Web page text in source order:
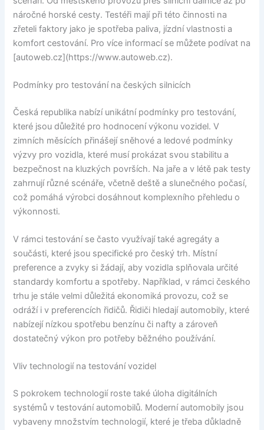
náročné horské cesty. Testéři mají při této činnosti na
zřeteli faktory jako je spotřeba paliva, jízdní vlastnosti a
komfort cestování. Pro více informací se můžete podívat na
[autoweb.cz](https://www.autoweb.cz).
Podmínky pro testování na českých silnicích
Česká republika nabízí unikátní podmínky pro testování,
které jsou důležité pro hodnocení výkonu vozidel. V
zimních měsících přinášejí sněhové a ledové podmínky
výzvy pro vozidla, které musí prokázat svou stabilitu a
bezpečnost na kluzkých površích. Na jaře a v létě pak testy
zahrnují různé scénáře, včetně deště a slunečného počasí,
což pomáhá výrobci dosáhnout komplexního přehledu o
výkonnosti.
V rámci testování se často využívají také agregáty a
součásti, které jsou specifické pro český trh. Místní
preference a zvyky si žádají, aby vozidla splňovala určité
standardy komfortu a spotřeby. Například, v rámci českého
trhu je stále velmi důležitá ekonomiká provozu, což se
odráží i v preferencích řidičů. Řidiči hledají automobily, které
nabízejí nízkou spotřebu benzínu či nafty a zároveň
dostatečný výkon pro potřeby běžného používání.
Vliv technologií na testování vozidel
S pokrokem technologií roste také úloha digitálních
systémů v testování automobilů. Moderní automobily jsou
vybaveny množstvím technologií, které je třeba důkladně